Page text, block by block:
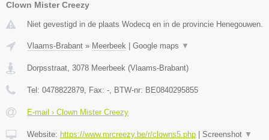
Clown Mister Creezy
Niet gevestigd in de plaats Wodecq en in de provincie Henegouwen.
Vlaams-Brabant » Meerbeek Google maps ▼
Dorpsstraat, 3078 Meerbeek (Vlaams-Brabant)
Tel: 0478822879, Fax: -, BTW-nr: BE0840295855
E-mail › Clown Mister Creezy
Website: https://www.mrcreezy.be/r/clowns5.php Screenshot ▼